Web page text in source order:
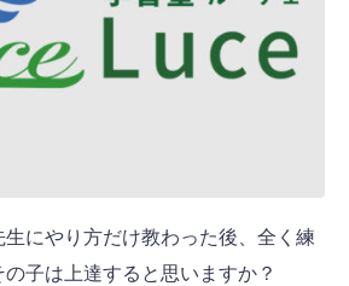
にやり方だけ教わった後、全く練
子は上達すると思いますか？